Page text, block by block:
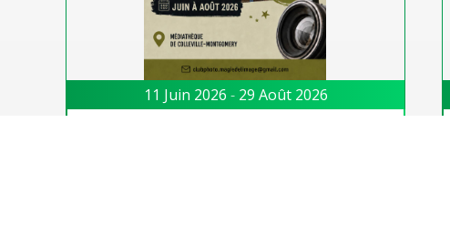
11 Juin 2026 - 29 Août 2026